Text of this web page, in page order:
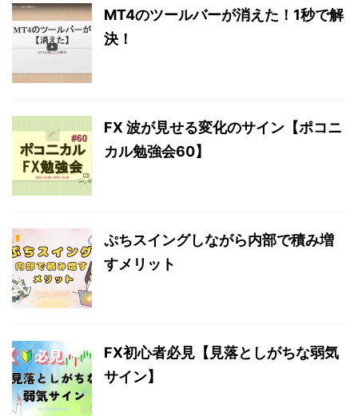
MT4のツールバーが消えた！1秒で解
決！
FX 波が見せる変化のサイン【ポコニ
カル勉強会60】
ぷちスイングしながら内部で積み増
すメリット
FX初心者必見【見落としがちな弱気
サイン】